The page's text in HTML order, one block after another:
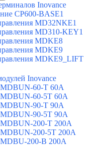
Inovance
CP600-BASE1
MD32NKE1
MD310-KEY1
MDKE8
MDKE9
MDKE9_LIFT
Inovance
60-T 60A
60-5T 60A
90-T 90A
90-5T 90A
200-T 200A
200-5T 200A
200-B 200A